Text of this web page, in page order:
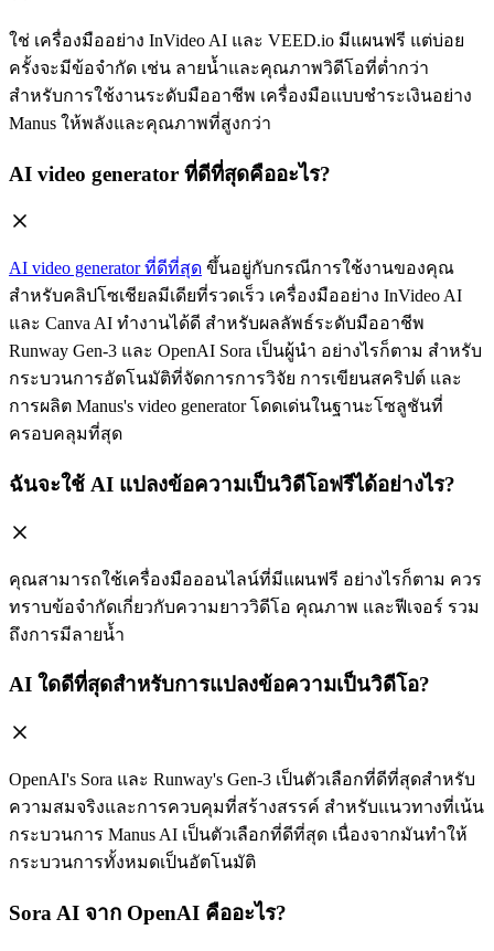
ใช่ เครื่องมืออย่าง InVideo AI และ VEED.io มีแผนฟรี แต่บ่อย
ครั้งจะมีข้อจำกัด เช่น ลายน้ำและคุณภาพวิดีโอที่ต่ำกว่า
สำหรับการใช้งานระดับมืออาชีพ เครื่องมือแบบชำระเงินอย่าง
Manus ให้พลังและคุณภาพที่สูงกว่า
AI video generator ที่ดีที่สุดคืออะไร?
AI video generator ที่ดีที่สุด ขึ้นอยู่กับกรณีการใช้งานของคุณ
สำหรับคลิปโซเชียลมีเดียที่รวดเร็ว เครื่องมืออย่าง InVideo AI
และ Canva AI ทำงานได้ดี สำหรับผลลัพธ์ระดับมืออาชีพ
Runway Gen-3 และ OpenAI Sora เป็นผู้นำ อย่างไรก็ตาม สำหรับ
กระบวนการอัตโนมัติที่จัดการการวิจัย การเขียนสคริปต์ และ
การผลิต Manus's video generator โดดเด่นในฐานะโซลูชันที่
ครอบคลุมที่สุด
ฉันจะใช้ AI แปลงข้อความเป็นวิดีโอฟรีได้อย่างไร?
คุณสามารถใช้เครื่องมือออนไลน์ที่มีแผนฟรี อย่างไรก็ตาม ควร
ทราบข้อจำกัดเกี่ยวกับความยาววิดีโอ คุณภาพ และฟีเจอร์ รวม
ถึงการมีลายน้ำ
AI ใดดีที่สุดสำหรับการแปลงข้อความเป็นวิดีโอ?
OpenAI's Sora และ Runway's Gen-3 เป็นตัวเลือกที่ดีที่สุดสำหรับ
ความสมจริงและการควบคุมที่สร้างสรรค์ สำหรับแนวทางที่เน้น
กระบวนการ Manus AI เป็นตัวเลือกที่ดีที่สุด เนื่องจากมันทำให้
กระบวนการทั้งหมดเป็นอัตโนมัติ
Sora AI จาก OpenAI คืออะไร?